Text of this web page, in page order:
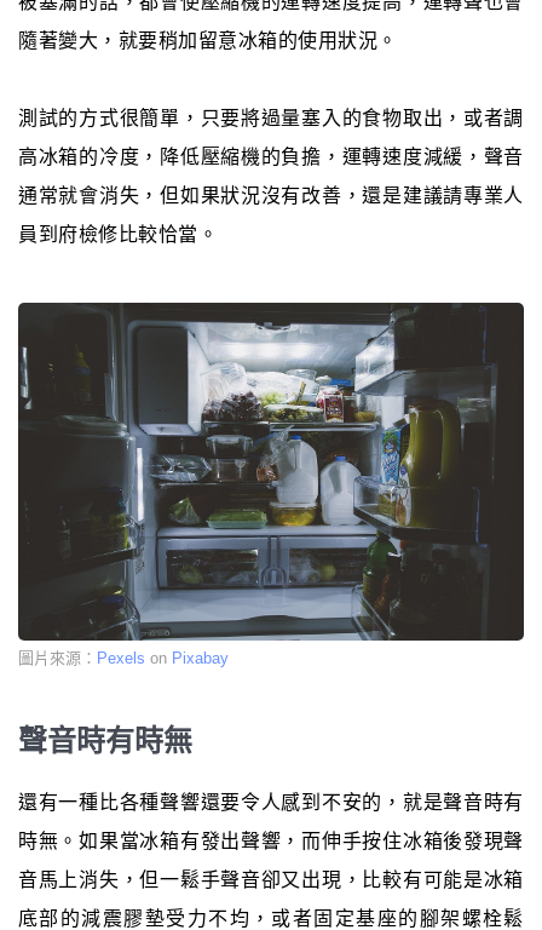
隨著變大，就要稍加留意冰箱的使用狀況。
測試的方式很簡單，只要將過量塞入的食物取出，或者調
高冰箱的冷度，降低壓縮機的負擔，運轉速度減緩，聲音
通常就會消失，但如果狀況沒有改善，還是建議請專業人
員到府檢修比較恰當。
圖片來源： Pexels on Pixabay
聲音時有時無
還有一種比各種聲響還要令人感到不安的，就是聲音時有
時無。如果當冰箱有發出聲響，而伸手按住冰箱後發現聲
音馬上消失，但一鬆手聲音卻又出現，比較有可能是冰箱
底部的減震膠墊受力不均，或者固定基座的腳架螺栓鬆